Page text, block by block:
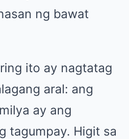
ng bawat
ito ay nagtatag
aral: ang
ay ang
tagumpay. Higit sa